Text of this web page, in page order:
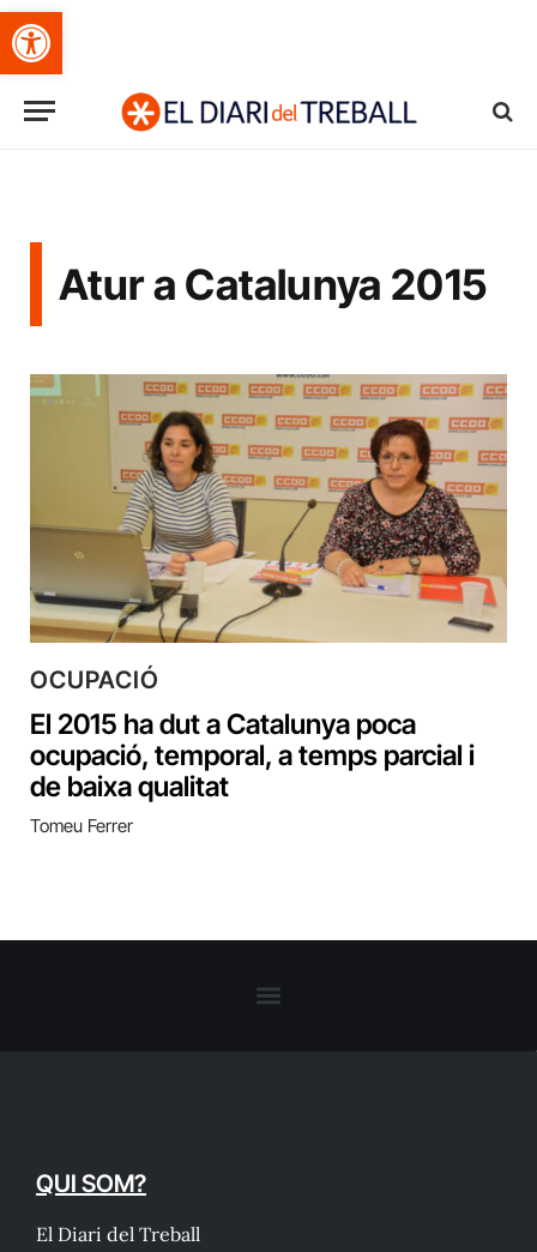
Obre la barra d'eines
Atur a Catalunya 2015
OCUPACIÓ
El 2015 ha dut a Catalunya poca
ocupació, temporal, a temps parcial i
de baixa qualitat
Tomeu Ferrer
QUI SOM?
El Diari del Treball